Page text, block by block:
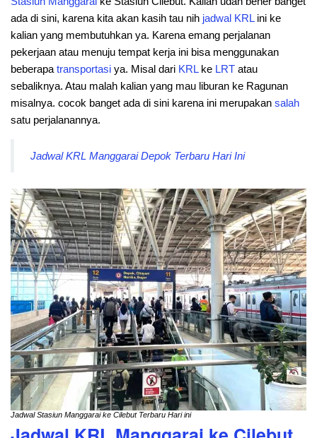
ada di sini, karena kita akan kasih tau nih jadwal KRLini ke
kalian yang membutuhkan ya. Karena emang perjalanan
pekerjaan atau menuju tempat kerja ini bisa menggunakan
beberapa transportasi ya. Misal dari KRLke LRT atau
sebaliknya. Atau malah kalian yang mau liburan ke Ragunan
misalnya. cocok banget ada di sini karena ini merupakan salah
satu perjalanannya.
Jadwal KRL Manggarai Depok Terbaru Hari Ini
Jadwal Stasiun Manggarai ke Cilebut Terbaru Hari ini